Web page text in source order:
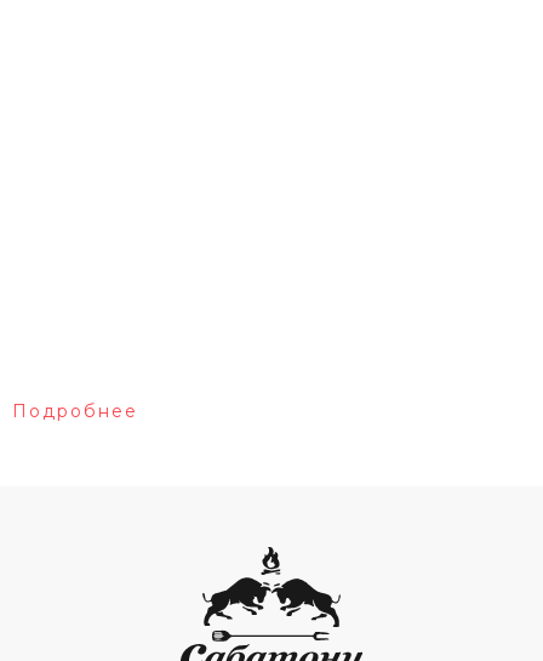
Подробнее